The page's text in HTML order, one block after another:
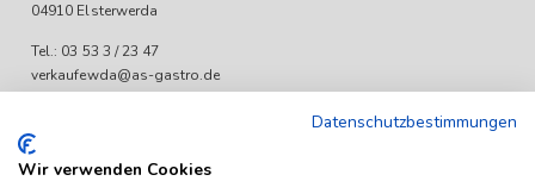
04910 Elsterwerda
Tel.: 03 53 3 / 23 47
verkaufewda@as-gastro.de
Mo-Fr 09:00 bis 17:00 Uhr
Datenschutzbestimmungen
Wir verwenden Cookies